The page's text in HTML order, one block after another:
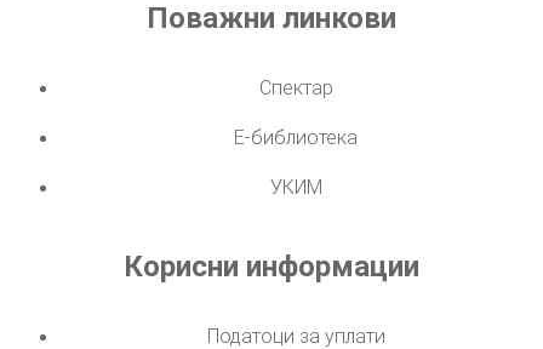
Поважни линкови
Спектар
Е-библиотека
УКИМ
Корисни информации
Податоци за уплати